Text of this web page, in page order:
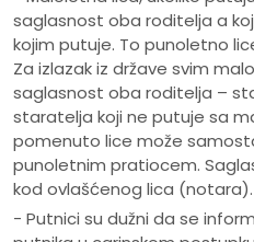
saglasnost oba roditelja a
kojim putuje. To punoletno
Za izlazak iz države svim
saglasnost oba roditelja –
staratelja koji ne putuje sa
pomenuto lice može
punoletnim pratiocem.
kod ovlašćenog lica (notara).
- Putnici su dužni da se